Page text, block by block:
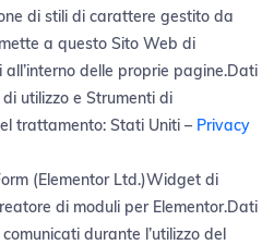
di stili di carattere gestito da
a questo Sito Web di
delle proprie pagine.Dati
utilizzo e Strumenti di
trattamento: Stati Uniti – Privacy
(Elementor Ltd.)Widget di
di moduli per Elementor.Dati
durante l’utilizzo del